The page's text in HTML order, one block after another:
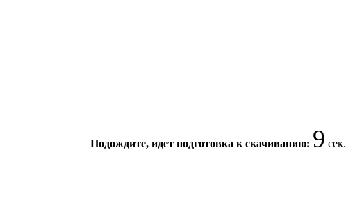
Подождите, идет подготовка к скачиванию: 9 сек.